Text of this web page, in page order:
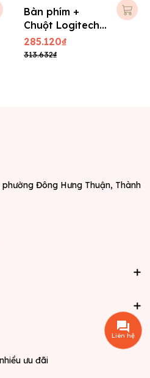
Bàn phím +
Chuột Logitech
MK120
285.120₫
313.632₫
Đông Hưng Thuận, Thành
ưu đãi
Liên hệ